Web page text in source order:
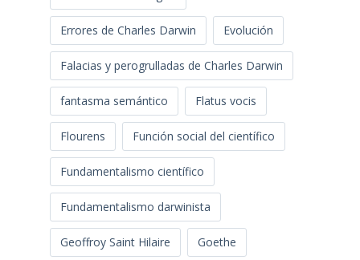
Errores de Charles Darwin Evolución
Falacias y perogrulladas de Charles Darwin
fantasma semántico Flatus vocis
Flourens Función social del científico
Fundamentalismo científico
Fundamentalismo darwinista
Geoffroy Saint Hilaire Goethe